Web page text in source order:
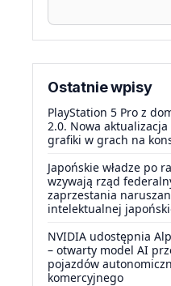
Ostatnie wpisy
PlayStation 5 Pro z
2.0. Nowa
grafiki w grach na
Japońskie władze po
wzywają rząd
zaprzestania
intelektualnej
NVIDIA udostępnia
– otwarty model AI
pojazdów
komercyjnego